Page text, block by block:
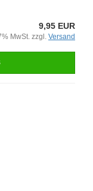
9,95 EUR
MwSt. zzgl. Versand